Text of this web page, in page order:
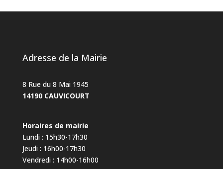
Adresse de la Mairie
8 Rue du 8 Mai 1945
14190 CAUVICOURT
Horaires de mairie
Lundi : 15h30-17h30
Jeudi : 16h00-17h30
Vendredi : 14h00-16h00